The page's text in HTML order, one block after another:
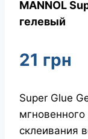
MANNOL
гелевый
21 грн
Super Glue
склеивания